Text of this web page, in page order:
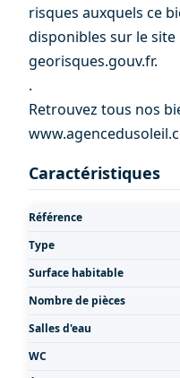
risques auxquels ce
disponibles sur le site
georisques.gouv.fr.
.
Retrouvez tous nos
Caractéristiques
Référence
Type
Surface habitable
Nombre de pièces
Salles d'eau
WC